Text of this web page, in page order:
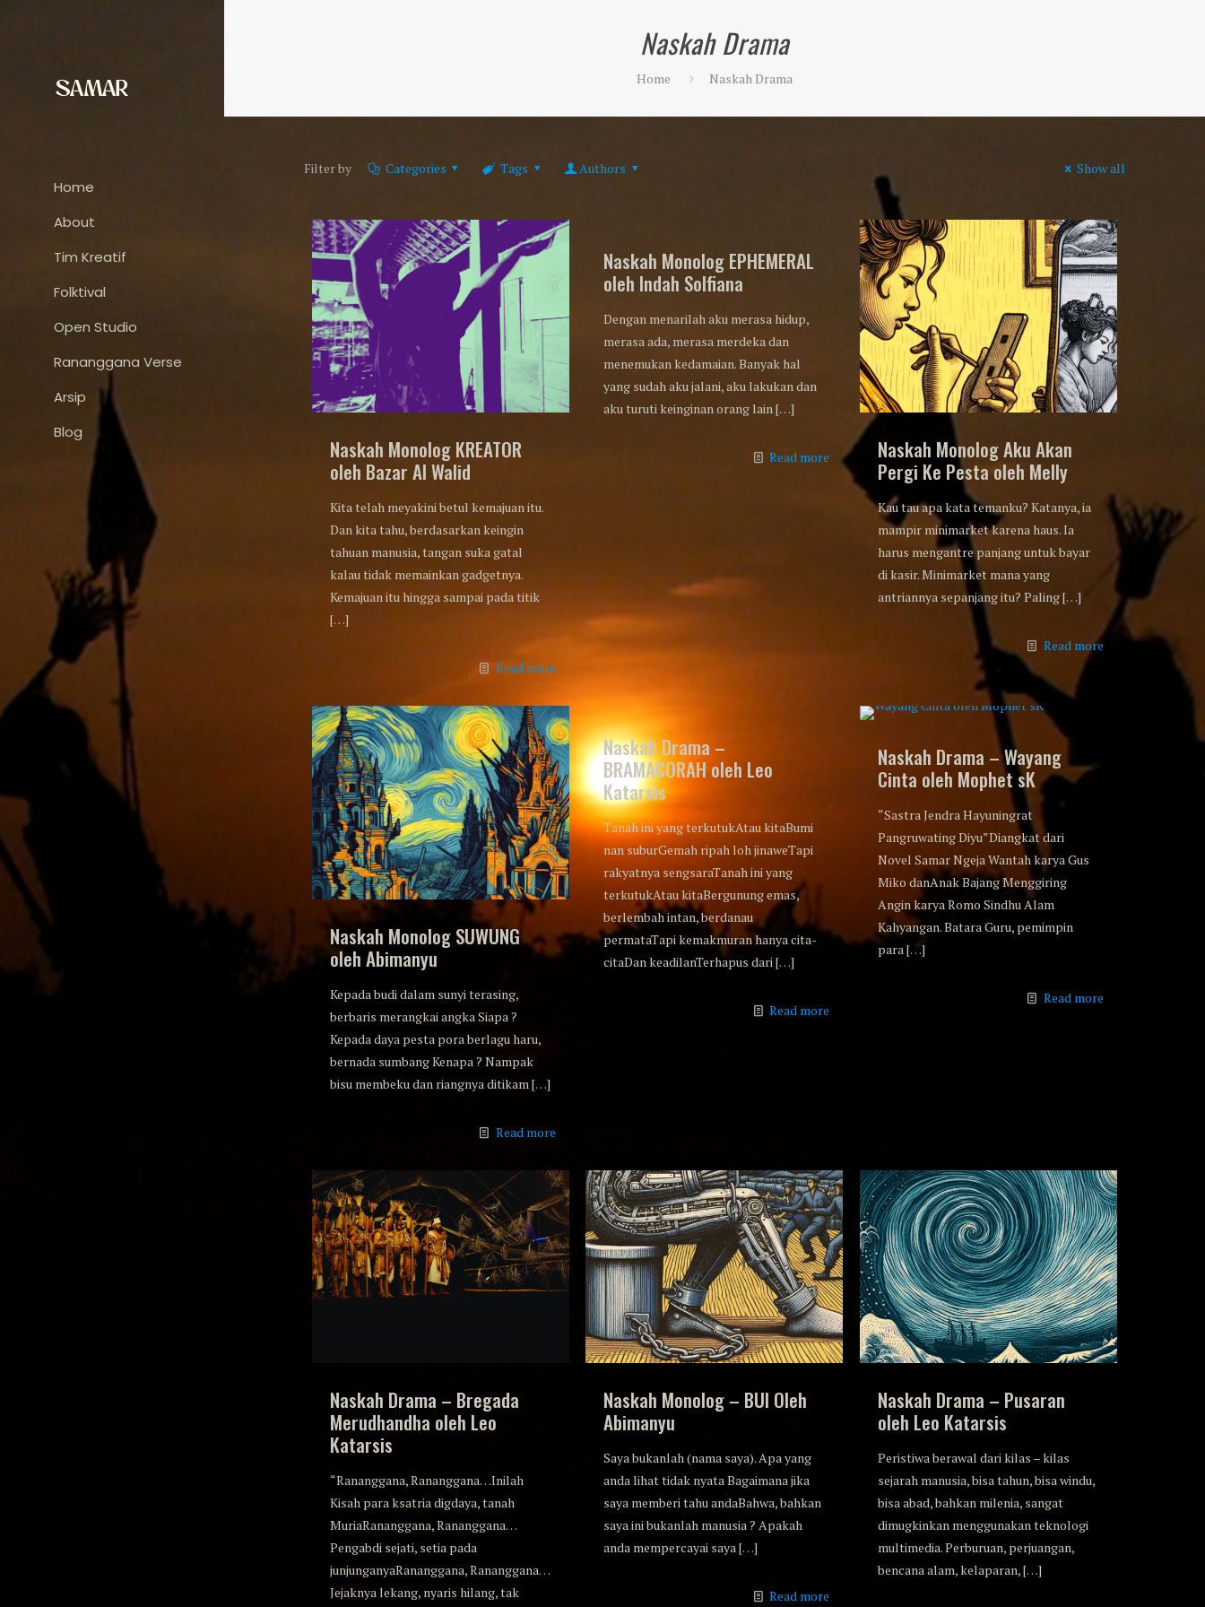
Home
About
Tim Kreatif
Folktival
Open Studio
Rananggana Verse
Arsip
Blog
Naskah Drama
Home Naskah Drama
Filter by Categories Tags Authors Show all
Naskah Monolog KREATOR
oleh Bazar Al Walid
Kita telah meyakini betul kemajuan itu.
Dan kita tahu, berdasarkan keingin
tahuan manusia, tangan suka gatal
kalau tidak memainkan gadgetnya.
Kemajuan itu hingga sampai pada titik
[…]
Read more
Naskah Monolog EPHEMERAL
oleh Indah Solfiana
Dengan menarilah aku merasa hidup,
merasa ada, merasa merdeka dan
menemukan kedamaian. Banyak hal
yang sudah aku jalani, aku lakukan dan
aku turuti keinginan orang lain[…]
Read more
Naskah Monolog Aku Akan
Pergi Ke Pesta oleh Melly
Kau tau apa kata temanku? Katanya, ia
mampir minimarket karena haus. Ia
harus mengantre panjang untuk bayar
di kasir. Minimarket mana yang
antriannya sepanjang itu? Paling[…]
Read more
Naskah Monolog SUWUNG
oleh Abimanyu
Kepada budi dalam sunyi terasing,
berbaris merangkai angka Siapa ?
Kepada daya pesta pora berlagu haru,
bernada sumbang Kenapa ? Nampak
bisu membeku dan riangnya ditikam[…]
Read more
Naskah Drama –
BRAMACORAH oleh Leo
Katarsis
Tanah ini yang terkutukAtau kitaBumi
nan suburGemah ripah loh jinaweTapi
rakyatnya sengsaraTanah ini yang
terkutukAtau kitaBergunung emas,
berlembah intan, berdanau
permataTapi kemakmuran hanya cita-
citaDan keadilanTerhapus dari[…]
Read more
Naskah Drama – Wayang
Cinta oleh Mophet sK
“Sastra Jendra Hayuningrat
Pangruwating Diyu”Diangkat dari
Novel Samar Ngeja Wantah karya Gus
Miko danAnak Bajang Menggiring
Angin karya Romo Sindhu Alam
Kahyangan. Batara Guru, pemimpin
para[…]
Read more
Naskah Drama – Bregada
Merudhandha oleh Leo
Katarsis
“Rananggana, Rananggana…Inilah
Kisah para ksatria digdaya, tanah
MuriaRananggana, Rananggana…
Pengabdi sejati, setia pada
junjunganyaRananggana, Rananggana…
Jejaknya lekang, nyaris hilang, tak
Naskah Monolog – BUI Oleh
Abimanyu
Saya bukanlah (nama saya). Apa yang
anda lihat tidak nyata Bagaimana jika
saya memberi tahu andaBahwa, bahkan
saya ini bukanlah manusia ? Apakah
anda mempercayai saya[…]
Read more
Naskah Drama – Pusaran
oleh Leo Katarsis
Peristiwa berawal dari kilas – kilas
sejarah manusia, bisa tahun, bisa windu,
bisa abad, bahkan milenia, sangat
dimugkinkan menggunakan teknologi
multimedia. Perburuan, perjuangan,
bencana alam, kelaparan,[…]